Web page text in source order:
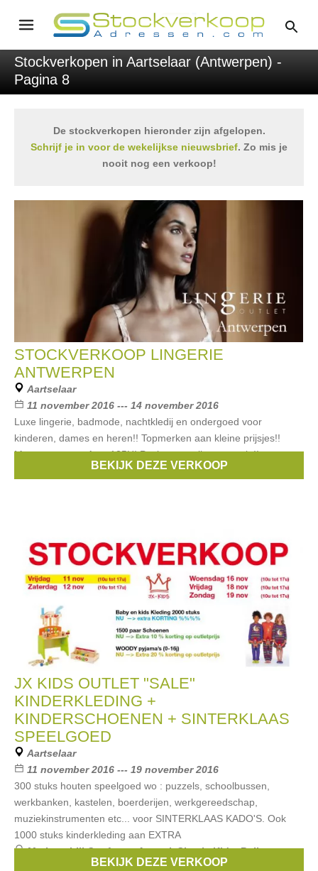
Stockverkopen in Aartselaar (Antwerpen) -
Pagina 8
De stockverkopen hieronder zijn afgelopen.
Schrijf je in voor de wekelijkse nieuwsbrief. Zo mis je
nooit nog een verkoop!
STOCKVERKOOP LINGERIE
ANTWERPEN
Aartselaar
11 november 2016 --- 14 november 2016
Luxe lingerie, badmode, nachtkledij en ondergoed voor
kinderen, dames en heren!! Topmerken aan kleine prijsjes!!
Maten van cup -A tot 125H! Paskamers zijn aanwezig!!
Professionele begeleidingBEKIJK DEZE VERKOOP
JX KIDS OUTLET "SALE"
KINDERKLEDING +
KINDERSCHOENEN + SINTERKLAAS
SPEELGOED
Aartselaar
11 november 2016 --- 19 november 2016
300 stuks houten speelgoed wo : puzzels, schoolbussen,
werkbanken, kastelen, boerderijen, werkgereedschap,
muziekinstrumenten etc... voor SINTERKLAAS KADO'S. Ook
1000 stuks kinderkleding aan EXTRA
Merken:Lili Gaufrette,Armani,Simple Kids,Bellerose,
BEKIJK DEZE VERKOOP